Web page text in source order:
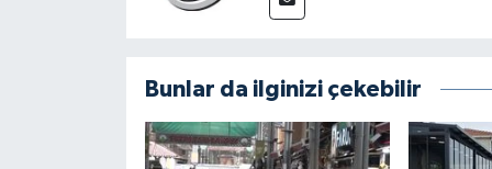
Bunlar da ilginizi çekebilir